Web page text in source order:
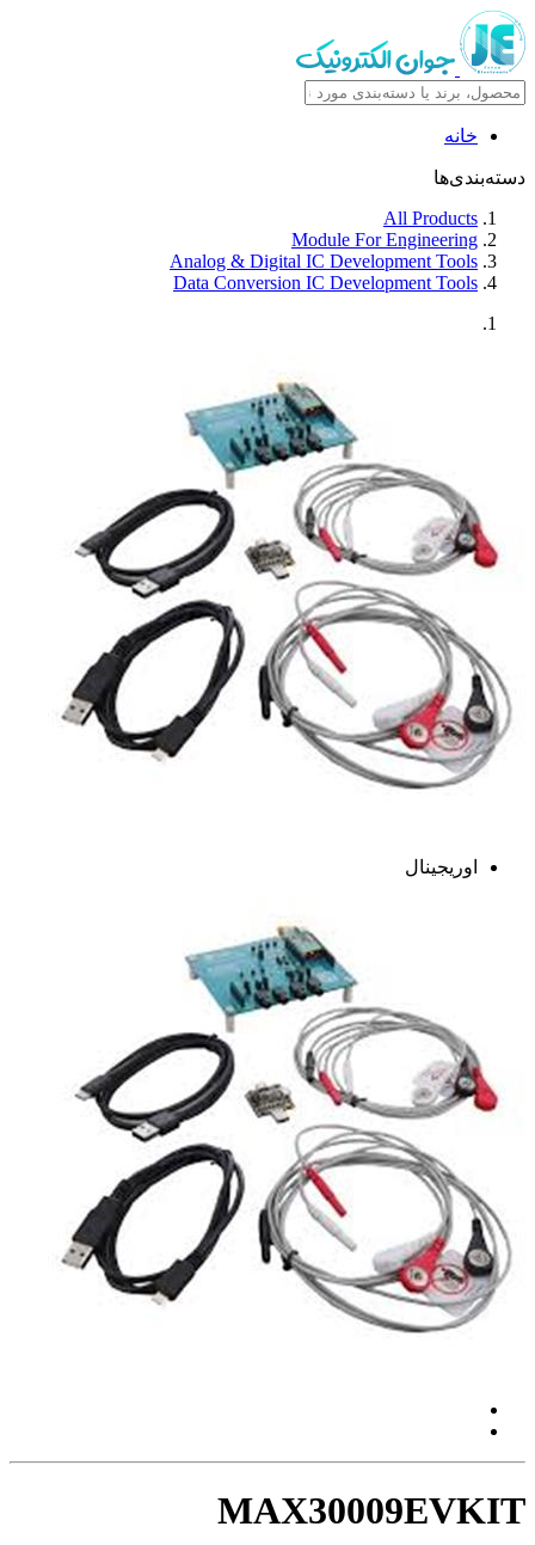
خانه
دسته‌بندی‌ها
All Products
Module For Engineering
Analog & Digital IC Development Tools
Data Conversion IC Development Tools
اوریجینال
MAX30009EVKIT